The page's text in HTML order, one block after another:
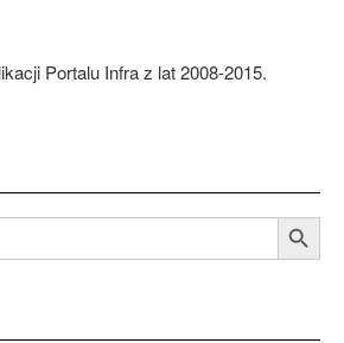
Portalu Infra z lat 2008-2015.
Search Button